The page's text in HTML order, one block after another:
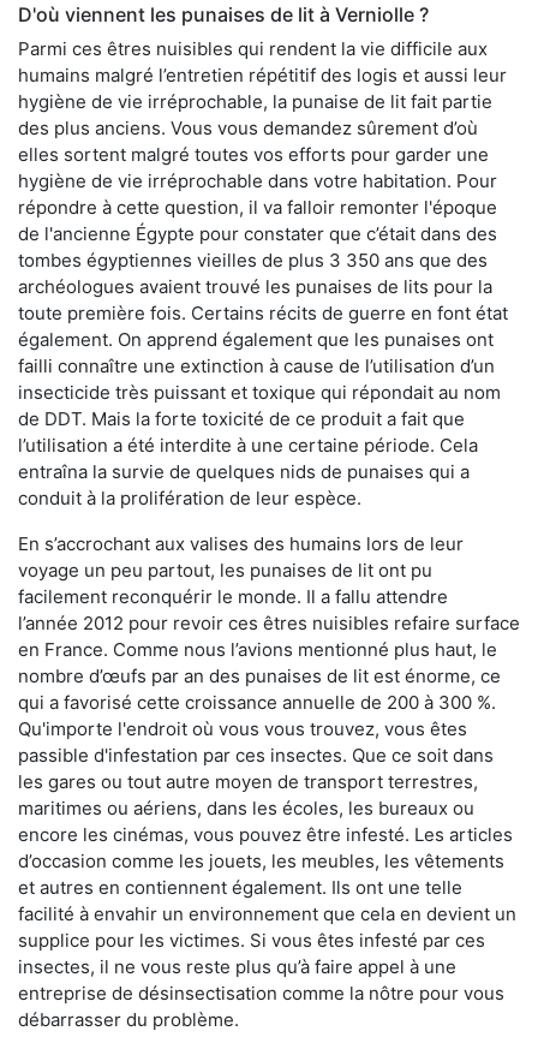
D'où viennent les punaises de lit à Verniolle ?
Parmi ces êtres nuisibles qui rendent la vie difficile aux
humains malgré l’entretien répétitif des logis et aussi leur
hygiène de vie irréprochable, la punaise de lit fait partie
des plus anciens. Vous vous demandez sûrement d’où
elles sortent malgré toutes vos efforts pour garder une
hygiène de vie irréprochable dans votre habitation. Pour
répondre à cette question, il va falloir remonter l'époque
de l'ancienne Égypte pour constater que c’était dans des
tombes égyptiennes vieilles de plus 3 350 ans que des
archéologues avaient trouvé les punaises de lits pour la
toute première fois. Certains récits de guerre en font état
également. On apprend également que les punaises ont
failli connaître une extinction à cause de l’utilisation d’un
insecticide très puissant et toxique qui répondait au nom
de DDT. Mais la forte toxicité de ce produit a fait que
l’utilisation a été interdite à une certaine période. Cela
entraîna la survie de quelques nids de punaises qui a
conduit à la prolifération de leur espèce.
En s’accrochant aux valises des humains lors de leur
voyage un peu partout, les punaises de lit ont pu
facilement reconquérir le monde. Il a fallu attendre
l’année 2012 pour revoir ces êtres nuisibles refaire surface
en France. Comme nous l’avions mentionné plus haut, le
nombre d’œufs par an des punaises de lit est énorme, ce
qui a favorisé cette croissance annuelle de 200 à 300 %.
Qu'importe l'endroit où vous vous trouvez, vous êtes
passible d'infestation par ces insectes. Que ce soit dans
les gares ou tout autre moyen de transport terrestres,
maritimes ou aériens, dans les écoles, les bureaux ou
encore les cinémas, vous pouvez être infesté. Les articles
d’occasion comme les jouets, les meubles, les vêtements
et autres en contiennent également. Ils ont une telle
facilité à envahir un environnement que cela en devient un
supplice pour les victimes. Si vous êtes infesté par ces
insectes, il ne vous reste plus qu’à faire appel à une
entreprise de désinsectisation comme la nôtre pour vous
débarrasser du problème.